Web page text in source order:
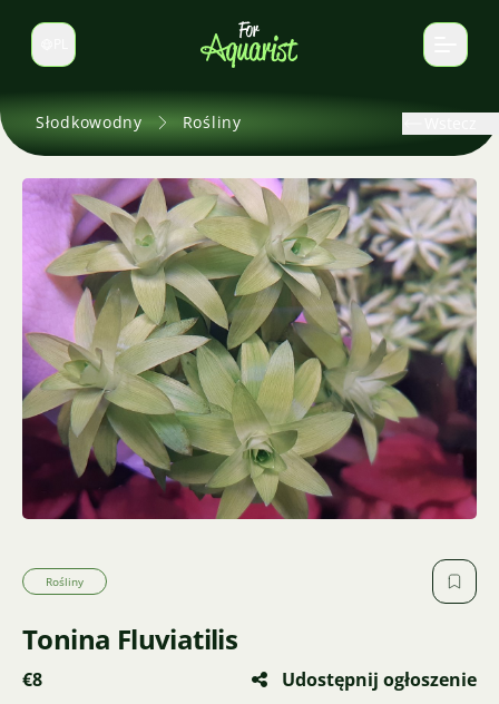
Zmień język
Słodkowodny Rośliny
Rośliny
Tonina Fluviatilis
€8
Udostępnij ogłoszenie